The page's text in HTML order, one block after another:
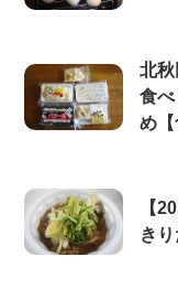
北
食
め【
【
き